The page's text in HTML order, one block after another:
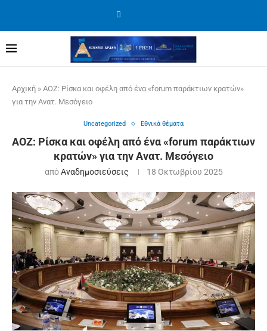
Αρχική » ΑΟΖ: Ρίσκα και οφέλη από ένα «forum παράκτιων κρατών»
για την Ανατ. Μεσόγειο
Uncategorized Εθνικά θέματα
ΑΟΖ: Ρίσκα και οφέλη από ένα «forum παράκτιων
κρατών» για την Ανατ. Μεσόγειο
απόΑναδημοσιεύσεις 18 Οκτωβρίου 2025